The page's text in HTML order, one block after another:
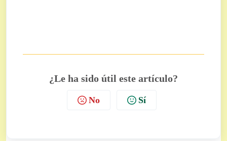
¿Le ha sido útil este artículo?
No Sí